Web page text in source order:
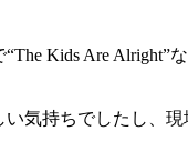
Kids Are Alright”
気持ちでしたし、